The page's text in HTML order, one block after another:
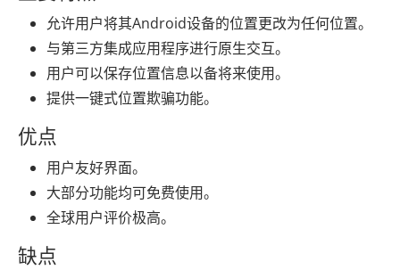
允许用户将其Android设备的位置更改为任何位置。
与第三方集成应用程序进行原生交互。
用户可以保存位置信息以备将来使用。
提供一键式位置欺骗功能。
优点
用户友好界面。
大部分功能均可免费使用。
全球用户评价极高。
缺点